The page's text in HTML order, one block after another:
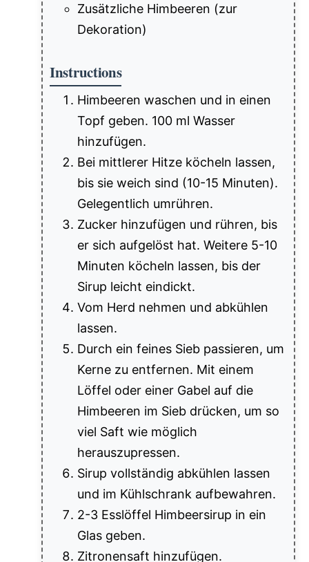
Zusätzliche Himbeeren (zur
Dekoration)
Instructions
Himbeeren waschen und in einen
Topf geben. 100 ml Wasser
hinzufügen.
Bei mittlerer Hitze köcheln lassen,
bis sie weich sind (10-15 Minuten).
Gelegentlich umrühren.
Zucker hinzufügen und rühren, bis
er sich aufgelöst hat. Weitere 5-10
Minuten köcheln lassen, bis der
Sirup leicht eindickt.
Vom Herd nehmen und abkühlen
lassen.
Durch ein feines Sieb passieren, um
Kerne zu entfernen. Mit einem
Löffel oder einer Gabel auf die
Himbeeren im Sieb drücken, um so
viel Saft wie möglich
herauszupressen.
Sirup vollständig abkühlen lassen
und im Kühlschrank aufbewahren.
2-3 Esslöffel Himbeersirup in ein
Glas geben.
Zitronensaft hinzufügen.